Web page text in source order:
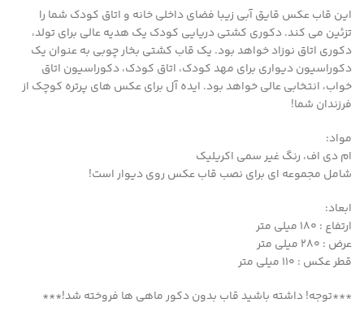
این قاب عکس قایق آبی زیبا فضای داخلی خانه و اتاق کودک شما را
تزئین می کند. دکوری کشتی دریایی کودک یک هدیه عالی برای تولد،
دکوری اتاق نوزاد خواهد بود. یک قاب کشتی بخار چوبی به عنوان یک
دکوراسیون دیواری برای مهد کودک، اتاق کودک، دکوراسیون اتاق
خواب، انتخابی عالی خواهد بود. ایده آل برای عکس های پرتره کوچک از
فرزندان شما!
مواد:
ام دی اف، رنگ غیر سمی اکریلیک
شامل مجموعه ای برای نصب قاب عکس روی دیوار است!
ابعاد:
ارتفاع : 180 میلی متر
عرض : 280 میلی متر
قطر عکس : 110 میلی متر
***توجه! داشته باشید قاب بدون دکور ماهی ها فروخته شد!***